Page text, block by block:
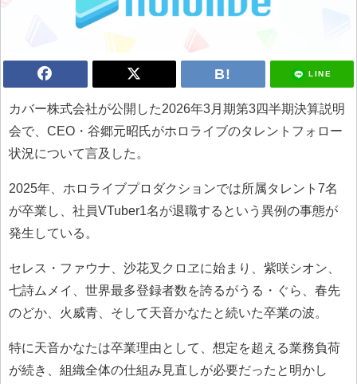
LINE
カバー株式会社が公開した2026年3月期第3四半期決算説明
会で、CEO・谷郷元昭氏がホロライブのタレントフォロー
状況について言及した。
2025年、ホロライブプロダクションでは所属タレント7名
が卒業し、社員VTuber1名が退職するという異例の事態が
発生している。
セレス・ファウナ、沙花叉クロヱに始まり、紫咲シオン、
七詩ムメイ、世界最多登録者数を誇るがうる・ぐら、春先
のどか、火威青、そして天音かなたと続いた卒業の波。
特に天音かなたは卒業理由として、想定を超える業務負荷
が続き、組織全体の仕組み見直しが必要だったと明かし